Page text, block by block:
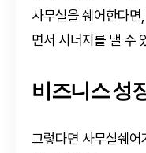
사무실을 쉐어한다
면서 시너지를 낼 수
비즈니스 성
그렇다면 사무실쉐